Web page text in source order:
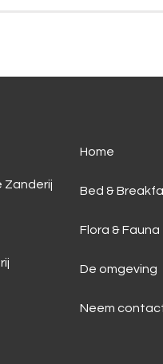
Home
Bed &
Flora & Fauna
De omgeving
Neem